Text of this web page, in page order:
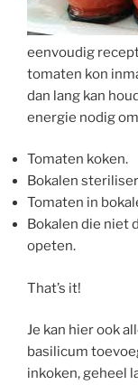
eenvoudig
tomaten kon
dan lang kan
energie nodig
Tomaten koken.
Bokalen
Tomaten in
Bokalen die niet
opeten.
That’s it!
Je kan hier ook
basilicum
inkoken, geheel